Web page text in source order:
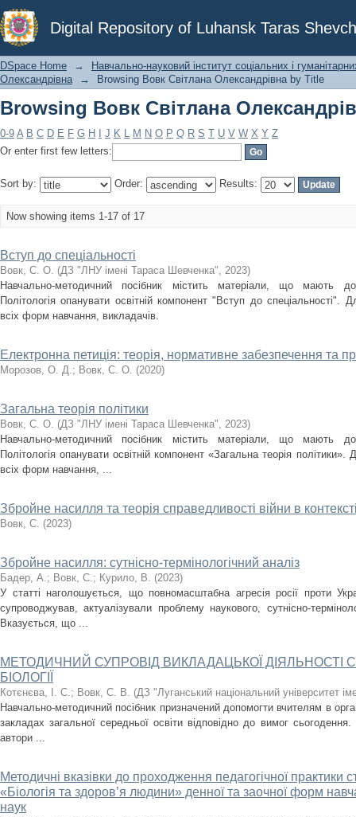
Digital Repository of Luhansk Taras
Browsing Вовк Світлана
DSpace Home →
Навчально-науковий інститут соціальних і
Олександрівна
→ Browsing Вовк Світлана Олександрівна by Title
Browsing Вовк Світлана
0-9 A B C D E F G H J K L M N O P Q R S T U V W X Y Z
Or enter first few letters:
Sort by: Order: Results:
Now showing items 1-17 of 17
Вступ до спеціальності
Вовк, С. О. (ДЗ "ЛНУ імені Тараса Шевченка", 2023)
Навчально-методичний посібник містить матеріали, що мають
Політологія опанувати освітній компонент "Вступ до спеціальності".
всіх форм навчання, викладачів.
Електронна петиція: теорія, нормативне забезпечення та
Морозов, О. Д.; Вовк, С. О. (2020)
Загальна теорія політики
Вовк, С. О. (ДЗ "ЛНУ імені Тараса Шевченка", 2023)
Навчально-методичний посібник містить матеріали, що мають
Політологія опанувати освітній компонент «Загальна теорія
всіх форм навчання, ...
Збройне насилля та теорія справедливості війни в
Вовк, С. (2023)
Збройне насилля: сутнісно-термінологічний аналіз
Бадер, А.; Вовк, С.; Курило, В. (2023)
У статті наголошується, що повномасштабна агресія росії проти
супроводжував, актуалізували проблему наукового, сутнісно-
Вказується, що ...
МЕТОДИЧНИЙ СУПРОВІД ВИКЛАДАЦЬКОЇ ДІЯЛЬНОСТІ
БІОЛОГІЇ
Котєнєва, І. С.; Вовк, С. В. (ДЗ "Луганський національний університет
Навчально-методичний посібник призначений допомогти вчителям в
закладах загальної середньої освіти відповідно до вимог
автори ...
Методичні вказівки до проходження педагогічної практики
«Біологія та здоров’я людини» денної та заочної форм
наук